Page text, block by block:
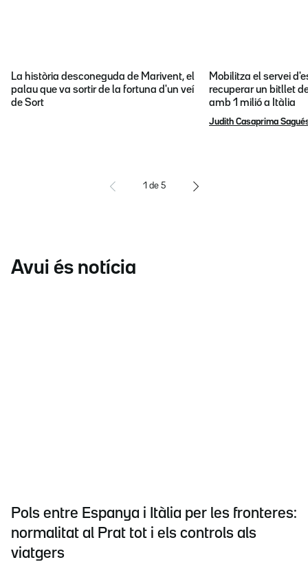
La història desconeguda de Marivent, el
palau que va sortir de la fortuna d'un veí
de Sort
Mobilitza el servei
recuperar un bitllet
amb 1 milió a Itàlia
Judith Casaprima
1 de 5
Avui és notícia
Pols entre Espanya i Itàlia per les fronteres:
normalitat al Prat tot i els controls als
viatgers